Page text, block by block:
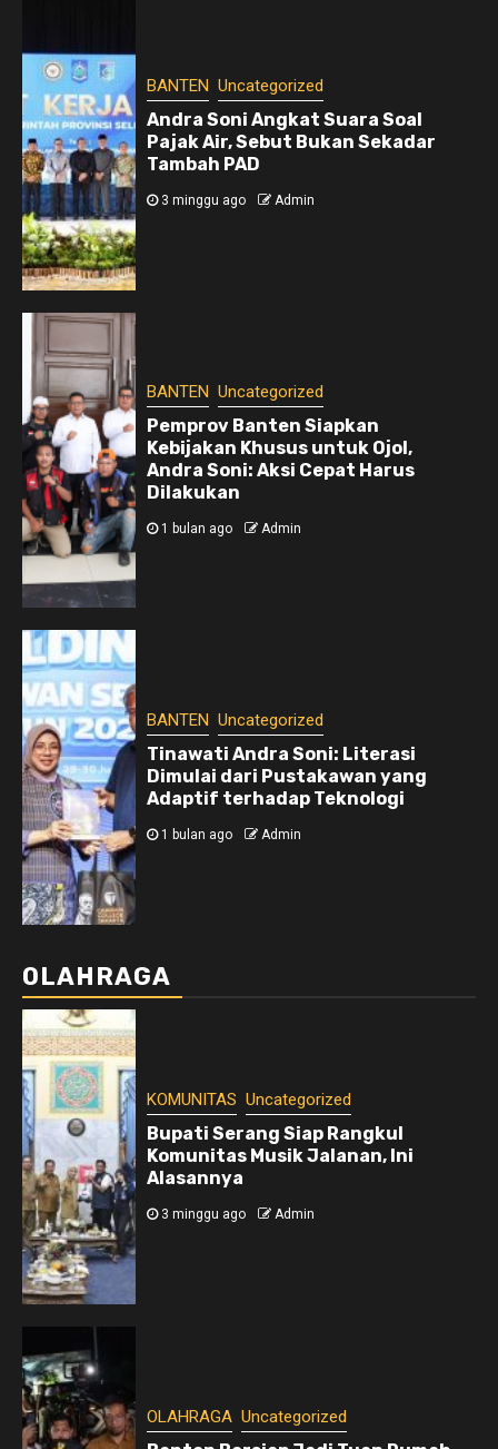
BANTEN Uncategorized
Andra Soni Angkat Suara Soal
Pajak Air, Sebut Bukan Sekadar
Tambah PAD
3 minggu ago Admin
BANTEN Uncategorized
Pemprov Banten Siapkan
Kebijakan Khusus untuk Ojol,
Andra Soni: Aksi Cepat Harus
Dilakukan
1 bulan ago Admin
BANTEN Uncategorized
Tinawati Andra Soni: Literasi
Dimulai dari Pustakawan yang
Adaptif terhadap Teknologi
1 bulan ago Admin
OLAHRAGA
KOMUNITAS Uncategorized
Bupati Serang Siap Rangkul
Komunitas Musik Jalanan, Ini
Alasannya
3 minggu ago Admin
OLAHRAGA Uncategorized